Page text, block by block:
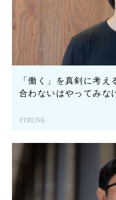
「働く」を真剣に考
合わないはやってみな
TRUNK